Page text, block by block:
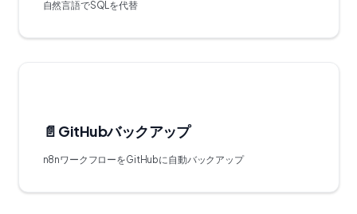
自然言語でSQLを代替
📄️ GitHubバックアップ
n8nワークフローをGitHubに自動バックアップ